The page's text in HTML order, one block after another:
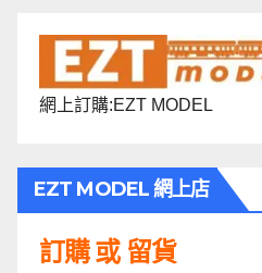
網上訂購:EZT MODEL
EZT MODEL 網上店
訂購 或 留貨